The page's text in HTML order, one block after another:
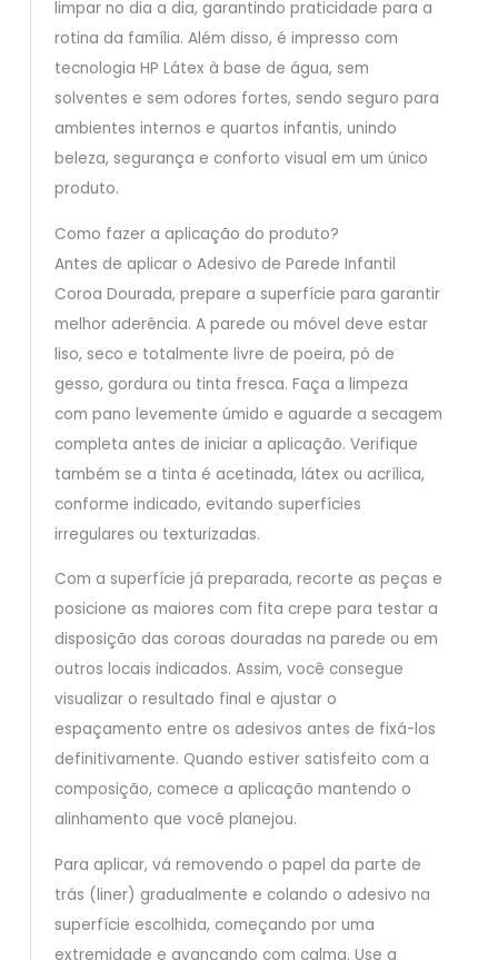
limpar no dia a dia, garantindo praticidade para a
rotina da família. Além disso, é impresso com
tecnologia HP Látex à base de água, sem
solventes e sem odores fortes, sendo seguro para
ambientes internos e quartos infantis, unindo
beleza, segurança e conforto visual em um único
produto.
Como fazer a aplicação do produto?
Antes de aplicar o Adesivo de Parede Infantil
Coroa Dourada, prepare a superfície para garantir
melhor aderência. A parede ou móvel deve estar
liso, seco e totalmente livre de poeira, pó de
gesso, gordura ou tinta fresca. Faça a limpeza
com pano levemente úmido e aguarde a secagem
completa antes de iniciar a aplicação. Verifique
também se a tinta é acetinada, látex ou acrílica,
conforme indicado, evitando superfícies
irregulares ou texturizadas.
Com a superfície já preparada, recorte as peças e
posicione as maiores com fita crepe para testar a
disposição das coroas douradas na parede ou em
outros locais indicados. Assim, você consegue
visualizar o resultado final e ajustar o
espaçamento entre os adesivos antes de fixá-los
definitivamente. Quando estiver satisfeito com a
composição, comece a aplicação mantendo o
alinhamento que você planejou.
Para aplicar, vá removendo o papel da parte de
trás (liner) gradualmente e colando o adesivo na
superfície escolhida, começando por uma
extremidade e avançando com calma. Use a